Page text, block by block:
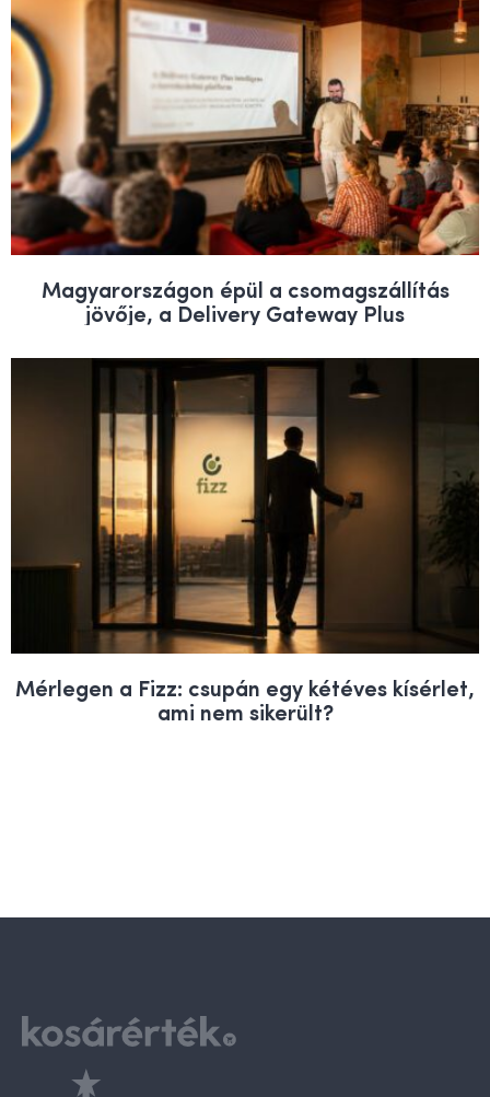
Magyarországon épül a csomagszállítás
jövője, a Delivery Gateway Plus
Mérlegen a Fizz: csupán egy kétéves kísérlet,
ami nem sikerült?